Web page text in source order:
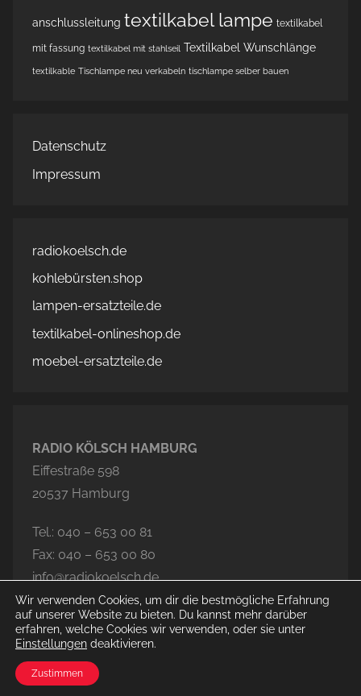
anschlussleitung textilkabel lampe textilkabel
mit fassung textilkabel mit stahlseil Textilkabel Wunschlänge
textilkable Tischlampe neu verkabeln tischlampe selber bauen
Datenschutz
Impressum
radiokoelsch.de
kohlebürsten.shop
lampen-ersatzteile.de
textilkabel-onlineshop.de
moebel-ersatzteile.de
RADIO KÖLSCH HAMBURG
Eiffestraße 598
20537 Hamburg
Tel.: 040 – 653 00 81
Fax: 040 – 653 00 80
info@radiokoelsch.de
© 2026 Radio Kölsch Hamburg
Wir verwenden Cookies, um dir die bestmögliche Erfahrung
auf unserer Website zu bieten. Du kannst mehr darüber
erfahren, welche Cookies wir verwenden, oder sie unter
Einstellungen deaktivieren.
Zustimmen